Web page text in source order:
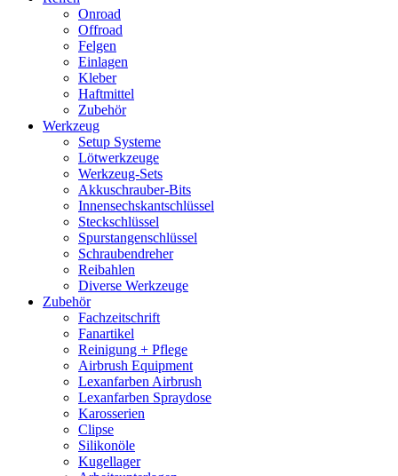
Onroad
Offroad
Felgen
Einlagen
Kleber
Haftmittel
Zubehör
Werkzeug
Setup Systeme
Lötwerkzeuge
Werkzeug-Sets
Akkuschrauber-Bits
Innensechskantschlüssel
Steckschlüssel
Spurstangenschlüssel
Schraubendreher
Reibahlen
Diverse Werkzeuge
Zubehör
Fachzeitschrift
Fanartikel
Reinigung + Pflege
Airbrush Equipment
Lexanfarben Airbrush
Lexanfarben Spraydose
Karosserien
Clipse
Silikonöle
Kugellager